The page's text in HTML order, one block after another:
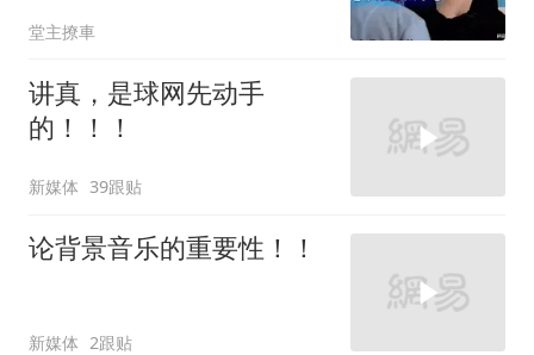
堂主撩車
讲真，是球网先动手
的！！！
新媒体 39跟贴
论背景音乐的重要性！！
新媒体 2跟贴